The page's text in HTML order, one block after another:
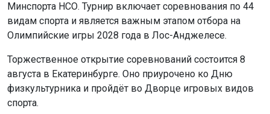
Минспорта НСО. Турнир включает соревнования по 44
видам спорта и является важным этапом отбора на
Олимпийские игры 2028 года в Лос-Анджелесе.
Торжественное открытие соревнований состоится 8
августа в Екатеринбурге. Оно приурочено ко Дню
физкультурника и пройдёт во Дворце игровых видов
спорта.